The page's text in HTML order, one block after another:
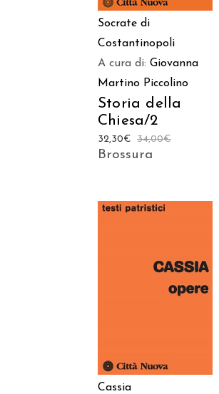
Socrate di
Costantinopoli
A cura di: Giovanna
Martino Piccolino
Storia della
Chiesa/2
34,00€
32,30€
Brossura
Cassia